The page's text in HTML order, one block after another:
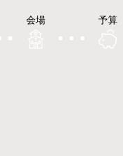
会場 予算